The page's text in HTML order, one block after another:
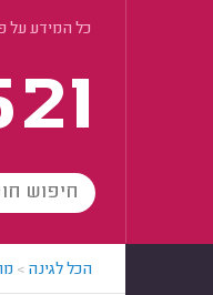
כל המידע על
הכל לגינה >